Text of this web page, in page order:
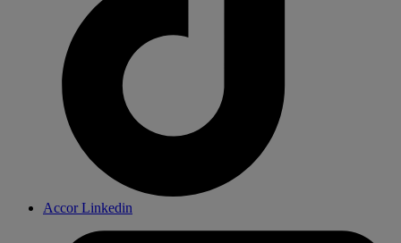
Accor Linkedin